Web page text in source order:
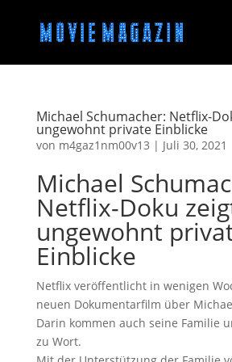
Michael Schumacher: Netflix-
ungewohnt private Einblicke
von m4gaz1nm00v13 | Juli 30, 2021
Michael
Netflix-Doku
ungewohnt
Einblicke
Netflix veröffentlicht in wenigen
neuen Dokumentarfilm über
Darin kommen auch seine Familie
zu Wort.